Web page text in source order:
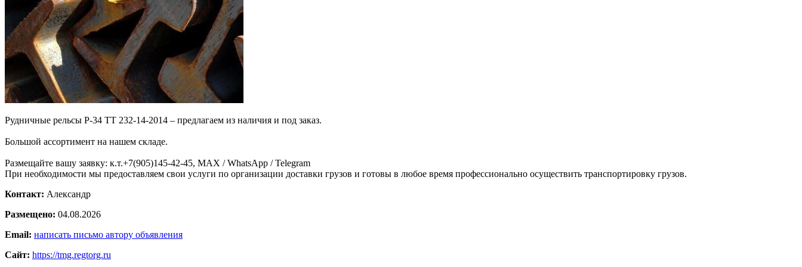
Рудничные рельсы P-34 ТТ 232-14-2014 – предлагаем из наличия и под заказ.
Большой ассортимент на нашем складе.
Размещайте вашу заявку: к.т.+7(905)145-42-45, MAX / WhatsApp / Telegram
При необходимости мы предоставляем свои услуги по организации доставки грузов и готовы в любое время профессионально осуществить транспортировку грузов.
Контакт: Александр
Размещено: 04.08.2026
Email: написать письмо автору объявления
Сайт: https://tmg.regtorg.ru